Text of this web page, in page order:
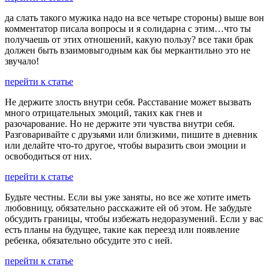
да слать такого мужика надо на все четыре стороны) выше вон
комментатор писала вопросы и я солидарна с этим…что ты
получаешь от этих отношений, какую пользу? все таки брак
должен быть взаимовыгодным как бы меркантильно это не
звучало!
перейти к статье
Не держите злость внутри себя. Расставание может вызвать
много отрицательных эмоций, таких как гнев и
разочарование. Но не держите эти чувства внутри себя.
Разговаривайте с друзьями или близкими, пишите в дневник
или делайте что-то другое, чтобы выразить свои эмоции и
освободиться от них.
перейти к статье
Будьте честны. Если вы уже заняты, но все же хотите иметь
любовницу, обязательно расскажите ей об этом. Не забудьте
обсудить границы, чтобы избежать недоразумений. Если у вас
есть планы на будущее, такие как переезд или появление
ребенка, обязательно обсудите это с ней.
перейти к статье